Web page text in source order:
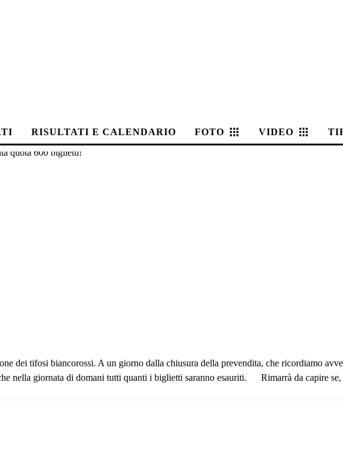
RISULTATI E CALENDARIO FOTO VIDEO
quota 600 biglietti!
dei tifosi biancorossi. A un giorno dalla chiusura della prevendita, che ricordiamo
nella giornata di domani tutti quanti i biglietti saranno esauriti.
Rimarrà da capire